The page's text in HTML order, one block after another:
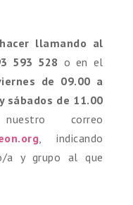
llamando al
593 528 o en el
de 09.00 a
sábados de 11.00
correo
, indicando
a y grupo al que